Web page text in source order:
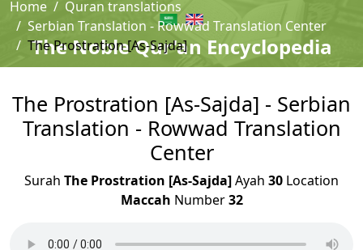
The Noble Qur'an Encyclopedia
Home
Quran translations
Serbian Translation - Rowwad Translation Center
The Prostration [As-Sajda]
The Prostration [As-Sajda] - Serbian
Translation - Rowwad Translation
Center
Surah The Prostration [As-Sajda]Ayah 30 Location
Maccah Number32